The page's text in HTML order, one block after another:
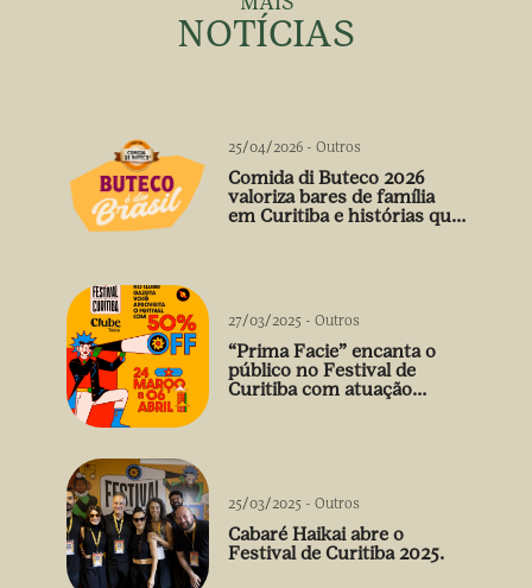
NOTÍCIAS
25/04/2026 - Outros
Comida di Buteco 2026
valoriza bares de família
em Curitiba e histórias que
27/03/2025 - Outros
“Prima Facie” encanta o
público no Festival de
Curitiba com atuação
25/03/2025 - Outros
Cabaré Haikai abre o
Festival de Curitiba 2025.